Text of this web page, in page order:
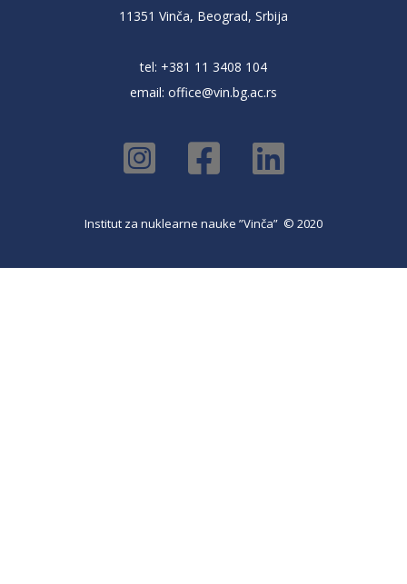
11351 Vinča, Beograd, Srbija
tel: +381 11 3408 104
email: office@vin.bg.ac.rs
Institut za nuklearne nauke ”Vinča” © 2020